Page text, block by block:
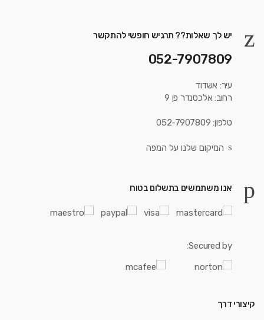
יש לך שאלות?? תרגיש חופשי להתקשר
052-7907809
עיר: אשדוד
רחוב: אלכסנדר פן 9
טלפון: 052-7907809
המיקום שלנו על המפה
אנו משתמשים בתשלום בטוח
Secured by:
קיצורי דרך